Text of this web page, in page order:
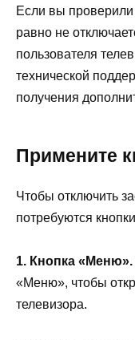
Если вы проверили
равно не
пользователя
технической
получения
Примените
Чтобы отключить
потребуются
1. Кнопка «Меню».
«Меню», чтобы
телевизора.